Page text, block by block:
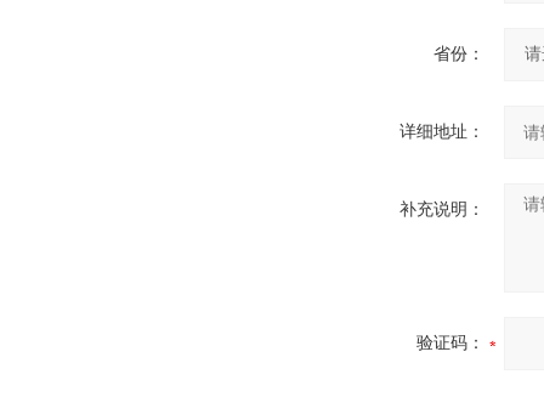
省份：
详细地址：
补充说明：
验证码：